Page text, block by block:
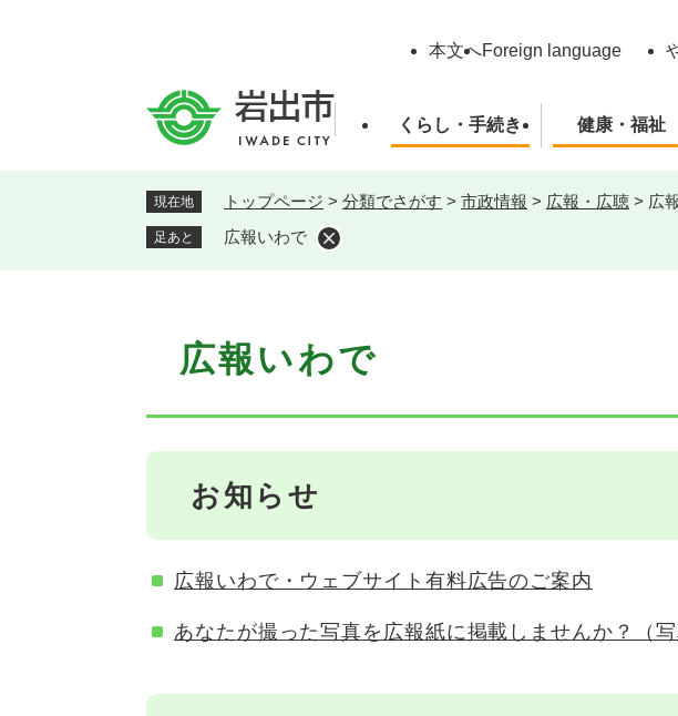
本文へForeign language
くらし・手続き 健康・福祉
現在地 トップページ > 分類でさがす > 市政情報 > 広報・広聴 > 広
足あと 広報いわで
広報いわで
お知らせ
広報いわで・ウェブサイト有料広告のご案内
あなたが撮った写真を広報紙に掲載しませんか？（写